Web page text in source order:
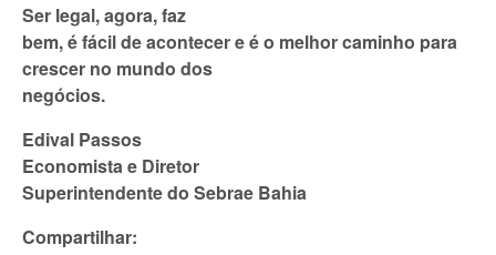
Ser legal, agora, faz
bem, é fácil de acontecer e é o melhor caminho para
crescer no mundo dos
negócios.
Edival Passos
Economista e Diretor
Superintendente do Sebrae Bahia
Compartilhar: